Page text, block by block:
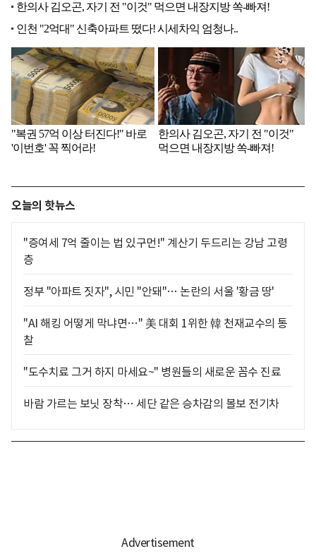
오늘의 핫뉴스
"증여세 7억 줄이는 법 있구먼!" 계산기 두드리는 강남 고령
층
정부 "아파트 짓자", 시민 "안돼"… 논란의 서울 '황금 땅'
"AI 해킹 어떻게 막냐면…" 美 대회 1위한 韓 천재교수의 통
찰
"도수치료 그거 하지 마세요~" 병원들의 새로운 꼼수 진료
바람 가르는 보닛 장착… 세단 같은 승차감의 볼보 전기차